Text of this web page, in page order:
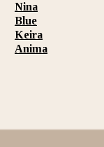
Nina
Blue
Keira
Anima